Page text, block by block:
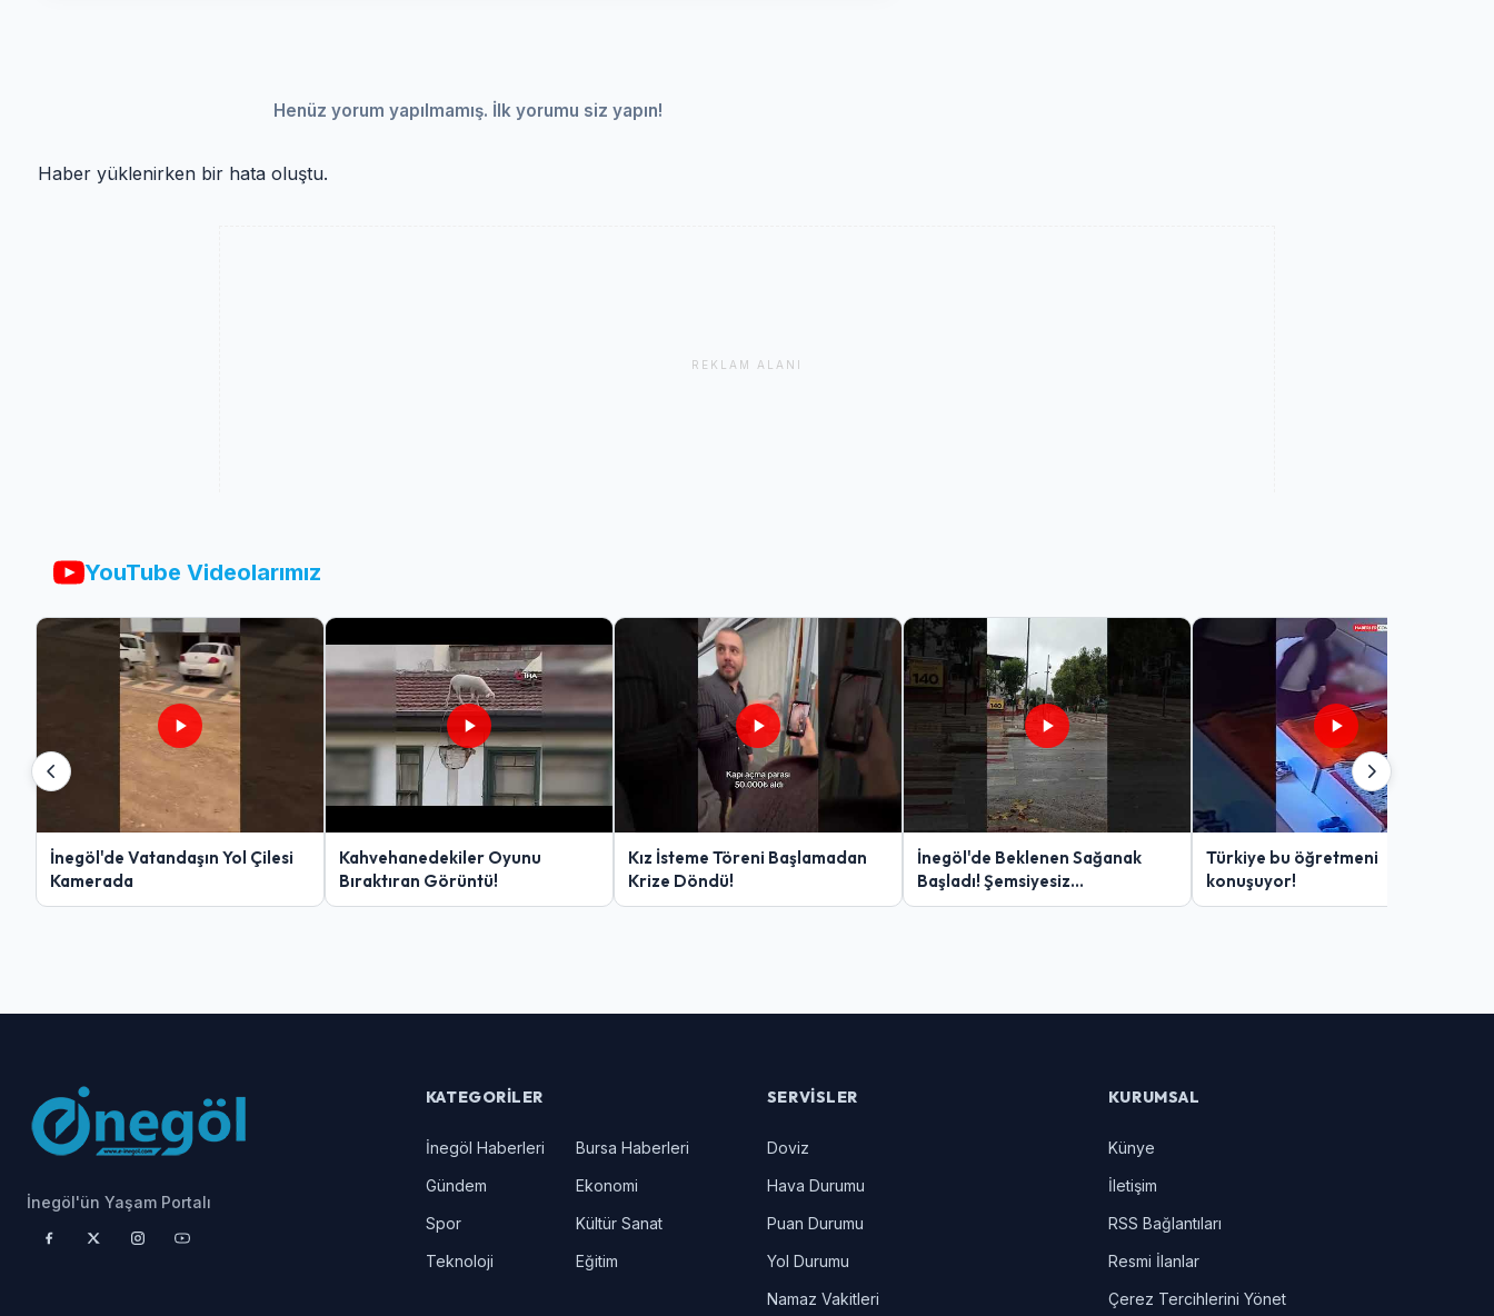
Henüz yorum yapılmamış. İlk yorumu siz yapın!
Haber yüklenirken bir hata oluştu.
REKLAM ALANI
YouTube Videolarımız
İnegöl'de Vatandaşın Yol Çilesi
Kamerada
Kahvehanedekiler Oyunu
Bıraktıran Görüntü!
Kız İsteme Töreni Başlamadan
Krize Döndü!
İnegöl'de Beklenen Sağanak
Başladı! Şemsiyesiz
Yakalananlar Zor Anlar Yaşadı
Türkiye bu öğretmeni
konuşuyor!
İnegöl'ün Yaşam Portalı
KATEGORILER
İnegöl Haberleri
Bursa Haberleri
Gündem
Ekonomi
Spor
Kültür Sanat
Teknoloji
Eğitim
SERVISLER
Doviz
Hava Durumu
Puan Durumu
Yol Durumu
Namaz Vakitleri
KURUMSAL
Künye
İletişim
RSS Bağlantıları
Resmi İlanlar
Çerez Tercihlerini Yönet